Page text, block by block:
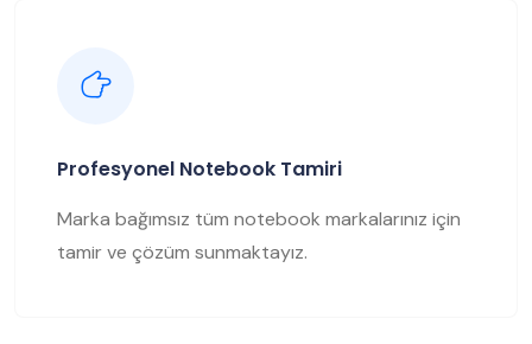
Profesyonel Notebook Tamiri
Marka bağımsız tüm notebook markalarınız için
tamir ve çözüm sunmaktayız.